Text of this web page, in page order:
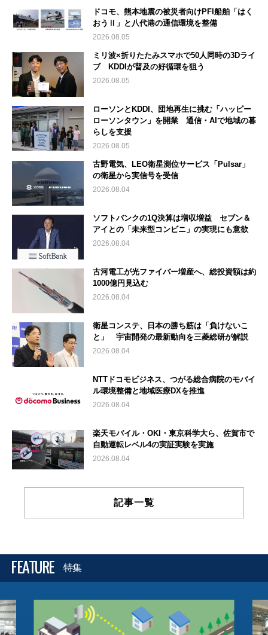
ドコモ、熊本地震の被災者向けPFI船舶「はく
おうⅡ」と八代港の通信環境を整備
2026.08.05
ミリ波×折りたたみスマホで50人同時の3Dライ
ブ KDDIが普及の好循環を狙う
2026.08.05
ローソンとKDDI、団地再生に挑む「ハッピー
ローソンタウン」を開業 通信・AIで地域の暮
らしを支援
2026.08.05
古野電気、LEO衛星測位サービス「Pulsar」
の衛星から実信号を受信
2026.08.04
ソフトバンクの1Q決算は増収増益 セブン＆
アイとの「未来型コンビニ」の実現にも意欲
2026.08.04
古河電工が光ファイバー増産へ、総投資額は約
1000億円見込む
2026.08.04
衛星コンステ、日本の勝ち筋は「負けないこ
と」 宇宙開発の最新動向を三菱総研が解説
2026.08.04
NTTドコモビジネス、つがる総合病院のモバイ
ル環境整備と地域医療DXを推進
2026.08.04
楽天モバイル・OKI・東京科学大ら、佐賀市で
自動運転レベル4の実証実験を実施
2026.08.04
記事一覧
FEATURE 特集